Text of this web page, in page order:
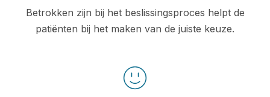
Betrokken zijn bij het beslissingsproces helpt de
patiënten bij het maken van de juiste keuze.